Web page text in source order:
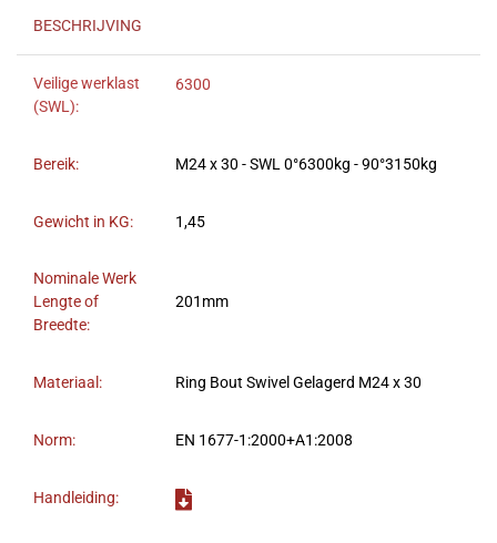
BESCHRIJVING
Veilige werklast
(SWL):
6300
Bereik: M24 x 30 - SWL 0°6300kg - 90°3150kg
Gewicht in KG: 1,45
Nominale Werk
Lengte of
Breedte:
201mm
Materiaal: Ring Bout Swivel Gelagerd M24 x 30
Norm: EN 1677-1:2000+A1:2008
Handleiding: